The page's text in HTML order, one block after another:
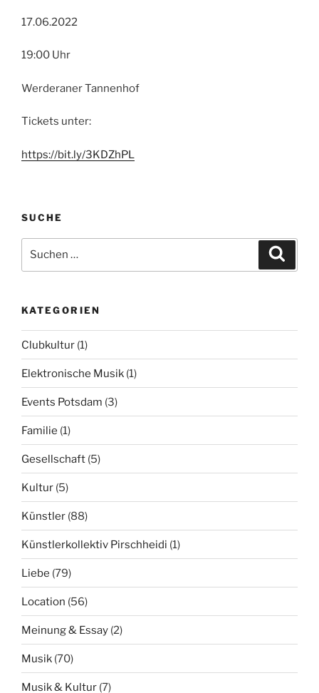
17.06.2022
19:00 Uhr
Werderaner Tannenhof
Tickets unter:
https://bit.ly/3KDZhPL
SUCHE
nach:
KATEGORIEN
Clubkultur (1)
Elektronische Musik (1)
Events Potsdam (3)
Familie (1)
Gesellschaft (5)
Kultur (5)
Künstler (88)
Künstlerkollektiv Pirschheidi (1)
Liebe (79)
Location (56)
Meinung & Essay (2)
Musik (70)
Musik & Kultur (7)